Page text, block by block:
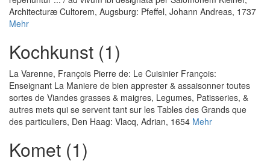
Architecturæ Cultorem, Augsburg: Pfeffel, Johann Andreas, 1737
Mehr
Kochkunst (1)
La Varenne, François Pierre de: Le Cuisinier François:
Enseignant La Maniere de bien apprester & assaisonner toutes
sortes de Viandes grasses & maigres, Legumes, Patisseries, &
autres mets qui se servent tant sur les Tables des Grands que
des particuliers, Den Haag: Vlacq, Adrian, 1654 Mehr
Komet (1)